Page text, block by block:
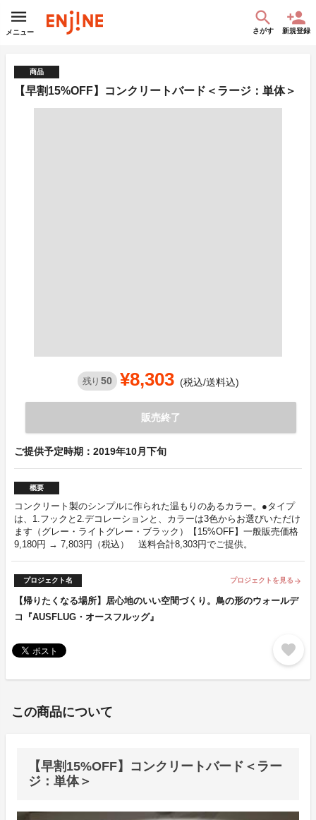
メニュー さがす 新規登録
商品
【早割15%OFF】コンクリートバード＜ラージ：単体＞
残り 50 ¥8,303 (税込/送料込)
販売終了
ご提供予定時期：2019年10月下旬
概要
コンクリート製のシンプルに作られた温もりのあるカラー。●タイプ
は、1.フックと2.デコレーションと、カラーは3色からお選びいただけ
ます（グレー・ライトグレー・ブラック）【15%OFF】一般販売価格
9,180円 → 7,803円（税込） 送料合計8,303円でご提供。
プロジェクト名 プロジェクトを見る arrow_forward
【帰りたくなる場所】居心地のいい空間づくり。鳥の形のウォールデ
コ『AUSFLUG・オースフルッグ』
favorite
この商品について
【早割15%OFF】コンクリートバード＜ラー
ジ：単体＞